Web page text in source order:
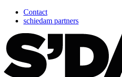
Contact
schiedam partners